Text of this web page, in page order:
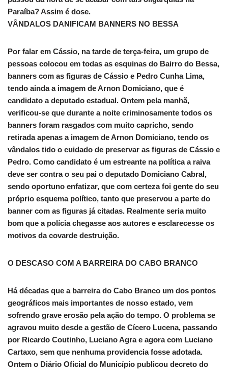
Paraíba? Assim é dose.
VÂNDALOS DANIFICAM BANNERS NO BESSA
Por falar em Cássio, na tarde de terça-feira, um grupo de
pessoas colocou em todas as esquinas do Bairro do Bessa,
banners com as figuras de Cássio e Pedro Cunha Lima,
tendo ainda a imagem de Arnon Domiciano, que é
candidato a deputado estadual. Ontem pela manhã,
verificou-se que durante a noite criminosamente todos os
banners foram rasgados com muito capricho, sendo
retirada apenas a imagem de Arnon Domiciano, tendo os
vândalos tido o cuidado de preservar as figuras de Cássio e
Pedro. Como candidato é um estreante na política a raiva
deve ser contra o seu pai o deputado Domiciano Cabral,
sendo oportuno enfatizar, que com certeza foi gente do seu
próprio esquema político, tanto que preservou a parte do
banner com as figuras já citadas. Realmente seria muito
bom que a polícia chegasse aos autores e esclarecesse os
motivos da covarde destruição.
O DESCASO COM A BARREIRA DO CABO BRANCO
Há décadas que a barreira do Cabo Branco um dos pontos
geográficos mais importantes de nosso estado, vem
sofrendo grave erosão pela ação do tempo. O problema se
agravou muito desde a gestão de Cícero Lucena, passando
por Ricardo Coutinho, Luciano Agra e agora com Luciano
Cartaxo, sem que nenhuma providencia fosse adotada.
Ontem o Diário Oficial do Município publicou decreto do